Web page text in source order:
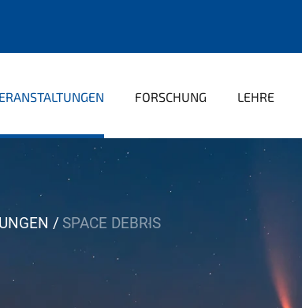
FORSCHUNG LEHRE
SPACE DEBRIS